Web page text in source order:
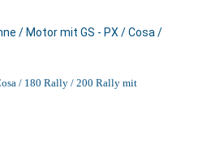
/ Motor mit GS - PX / Cosa /
/ 180 Rally / 200 Rally mit